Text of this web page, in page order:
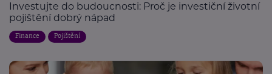
Investujte do budoucnosti: Proč je investiční životní
pojištění dobrý nápad
Finance Pojištění